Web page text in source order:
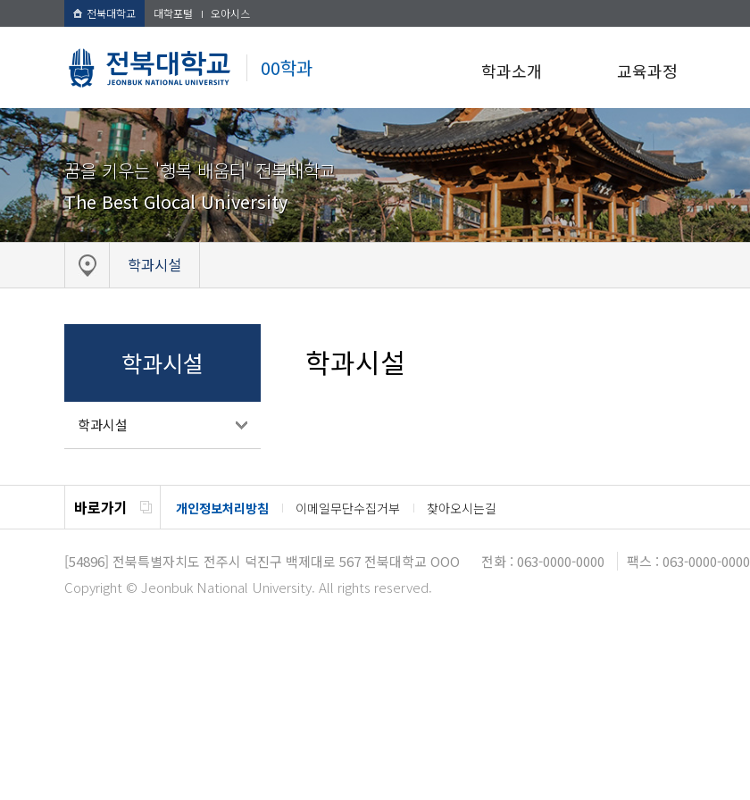
전북대학교 대학포털 오아시스
00학과 학과소개 교육과정
꿈을 키우는 '행복 배움터' 전북대학교
The Best Glocal University
학과시설
학과시설
학과시설
학과시설
바로가기 개인정보처리방침 이메일무단수집거부 찾아오시는길
[54896] 전북특별자치도 전주시 덕진구 백제대로 567 전북대학교 OOO 전화 : 063-0000-0000
팩스 : 063-0000-0000
Copyright © Jeonbuk National University. All rights reserved.